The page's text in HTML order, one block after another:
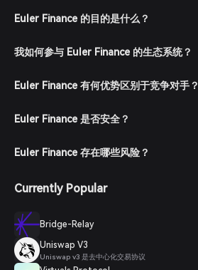
Euler Finance 的目的是什么？
我如何参与 Euler Finance 的生态系统？
Euler Finance 有何优势区别于竞争对手？
Euler Finance 是否安全？
Euler Finance 存在哪些风险？
Currently Popular
Bridge-Relay
Uniswap V3
Uniswap v3 是去中心化交易协议